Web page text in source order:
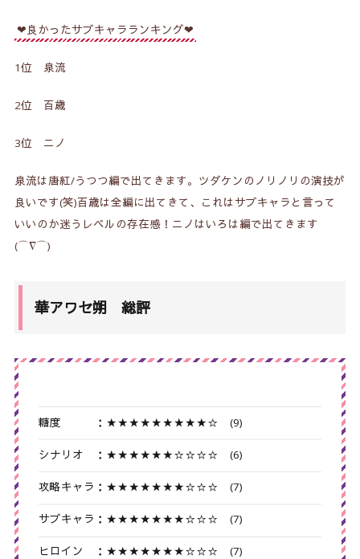
❤良かったサブキャラランキング❤
1位 泉流
2位 百歳
3位 ニノ
泉流は唐紅/うつつ編で出てきます。ツダケンのノリノリの演技が
良いです(笑)百歳は全編に出てきて、これはサブキャラと言って
いいのか迷うレベルの存在感！ニノはいろは編で出てきます
(⌒∇⌒)
華アワセ朔 総評
糖度 ：★★★★★★★★★☆ (9)
シナリオ ：★★★★★★☆☆☆☆ (6)
攻略キャラ：★★★★★★★☆☆☆ (7)
サブキャラ：★★★★★★★☆☆☆ (7)
ヒロイン ：★★★★★★★☆☆☆ (7)